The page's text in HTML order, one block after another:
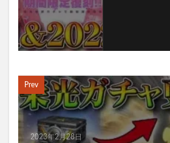
Prev
2023年2月28日